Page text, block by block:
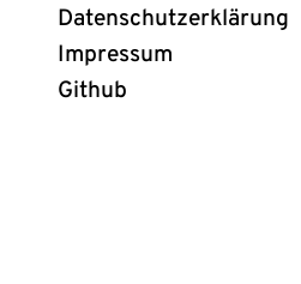
Datenschutzerklärung
Impressum
Github